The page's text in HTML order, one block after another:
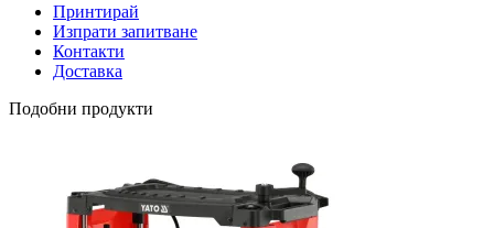
Принтирай
Изпрати запитване
Контакти
Доставка
Подобни продукти